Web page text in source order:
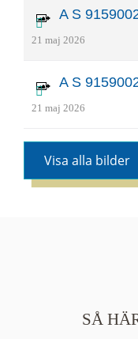
A S
21 maj 2026
A S
21 maj 2026
Visa alla bilder
SÅ